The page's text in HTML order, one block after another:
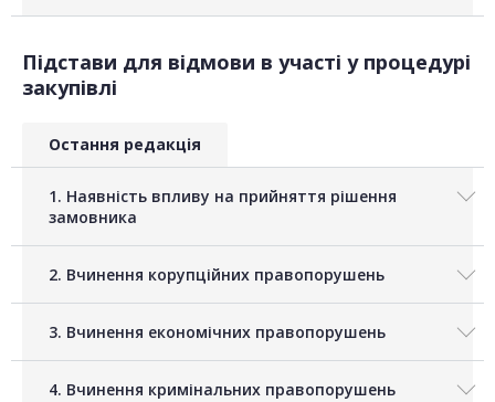
Підстави для відмови в участі у процедурі
закупівлі
Остання редакція
1. Наявність впливу на прийняття рішення
замовника
2. Вчинення корупційних правопорушень
3. Вчинення економічних правопорушень
4. Вчинення кримінальних правопорушень